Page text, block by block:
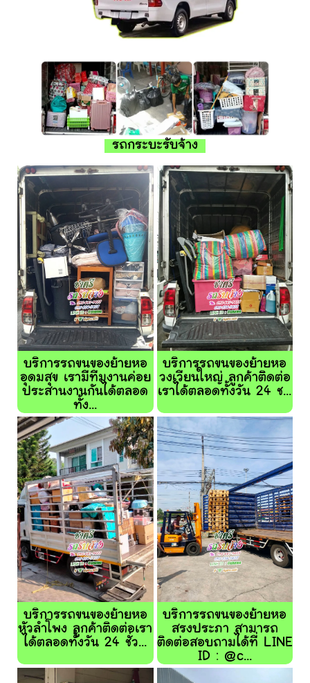
รถกระบะรับจ้าง
บริการรถขนของย้ายหอ
อุดมสุข เรามีทีมงานค่อย
ประสานงานกันได้ตลอด
ทั้ง...
บริการรถขนของย้ายหอ
วงเวียนใหญ่ ลูกค้าติดต่อ
เราได้ตลอดทั้งวัน 24 ช...
บริการรถขนของย้ายหอ
หัวลำโพง ลูกค้าติดต่อเรา
ได้ตลอดทั้งวัน 24 ชั่ว...
บริการรถขนของย้ายหอ
สรงประภา สามารถ
ติดต่อสอบถามได้ที่ LINE
ID : @c...